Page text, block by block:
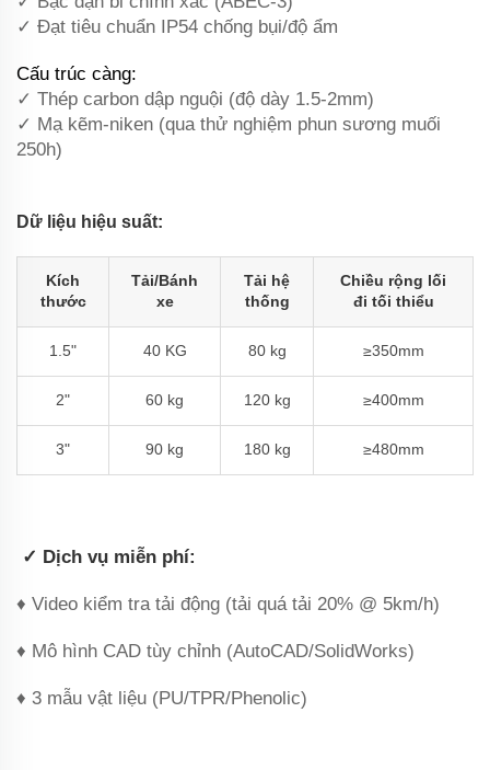
✓ Đạt tiêu chuẩn IP54 chống bụi/độ ẩm
‌Cấu trúc càng‌:
✓ Thép carbon dập nguội (độ dày 1.5-2mm)
✓ Mạ kẽm-niken (qua thử nghiệm phun sương muối
250h)
‌Dữ liệu hiệu suất‌:
Kích
thước
Tải/Bánh
xe
Tải hệ
thống
Chiều rộng lối
đi tối thiểu
1.5" 40 KG ‌80 kg‌ ≥350mm
2" 60 kg ‌120 kg‌ ≥400mm
3" 90 kg ‌180 kg‌ ≥480mm
✓ Dịch vụ miễn phí‌:
♦ Video kiểm tra tải động (tải quá tải 20% @ 5km/h)
♦ Mô hình CAD tùy chỉnh (AutoCAD/SolidWorks)
♦ 3 mẫu vật liệu (PU/TPR/Phenolic)